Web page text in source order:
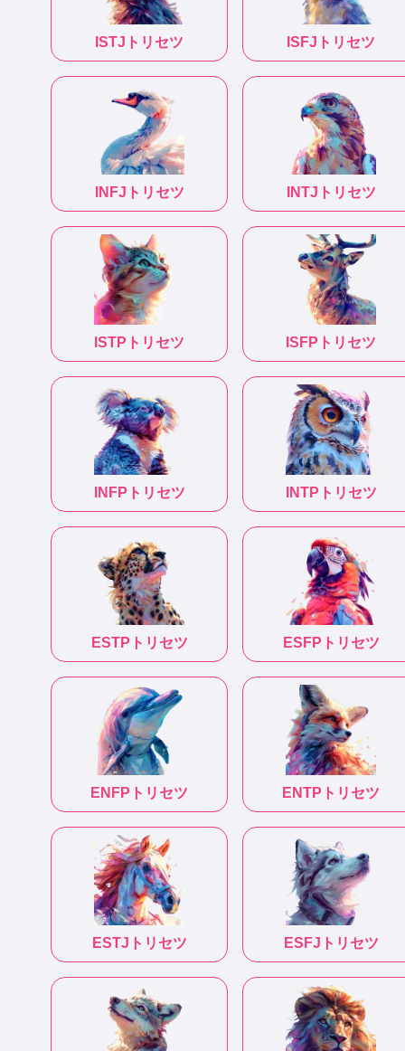
ISTJ トリセツ ISFJ トリセツ
INFJ トリセツ INTJ トリセツ
ISTP トリセツ ISFP トリセツ
INFP トリセツ INTP トリセツ
ESTP トリセツ ESFP トリセツ
ENFP トリセツ ENTP トリセツ
ESTJ トリセツ ESFJ トリセツ